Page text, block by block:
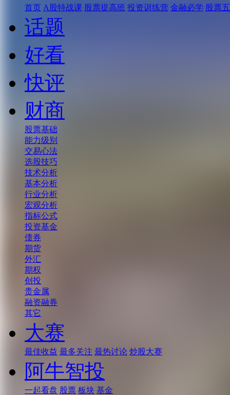
首页 A股特战课 股票提高班 投资训练营 金融必学 股票
话题
好看
快评
财商
股票基础
能力级别
交易心法
选股技巧
技术分析
基本分析
行业分析
宏观分析
指标公式
投资基金
债券
期货
外汇
期权
创投
贵金属
融资融券
其它
大赛
最佳收益 最多关注 最热讨论 炒股大赛
阿牛智投
一起看盘 股票 板块 基金